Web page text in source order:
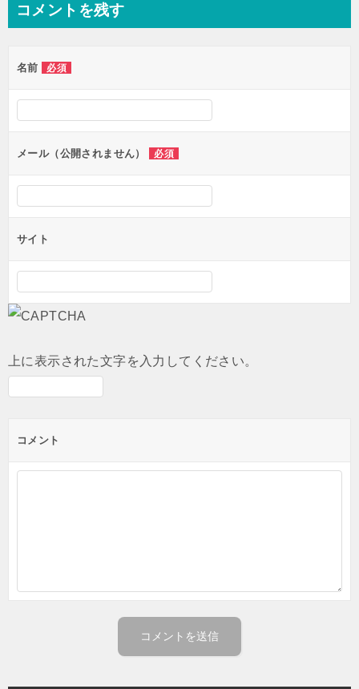
ビ
ー
シ
ョ
ン
コメントを残す
名前 必須
メール（公開されません） 必須
サイト
上に表示された文字を入力してください。
コメント